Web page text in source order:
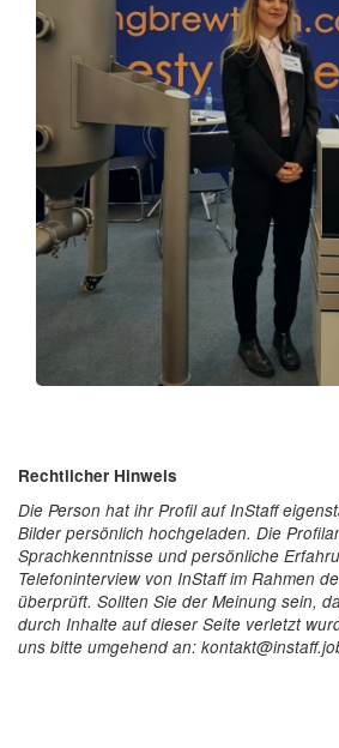
Rechtlicher Hinweis
Die Person hat ihr Profil auf InStaff
Bilder persönlich hochgeladen. Die
Sprachkenntnisse und persönliche
Telefoninterview von InStaff im Rahmen
überprüft. Sollten Sie der Meinung sein,
durch Inhalte auf dieser Seite verletzt
uns bitte umgehend an: